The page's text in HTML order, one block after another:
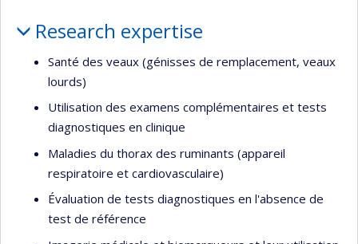
Research expertise
Santé des veaux (génisses de remplacement, veaux
lourds)
Utilisation des examens complémentaires et tests
diagnostiques en clinique
Maladies du thorax des ruminants (appareil
respiratoire et cardiovasculaire)
Évaluation de tests diagnostiques en l'absence de
test de référence